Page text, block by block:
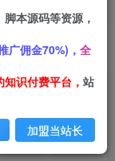
产1000-
关注 私信
本源码等资源，
广佣金70%)， 全
识付费平台， 站
加盟当站长